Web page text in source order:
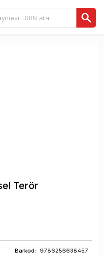
Terör
Barkod:
9786256638457